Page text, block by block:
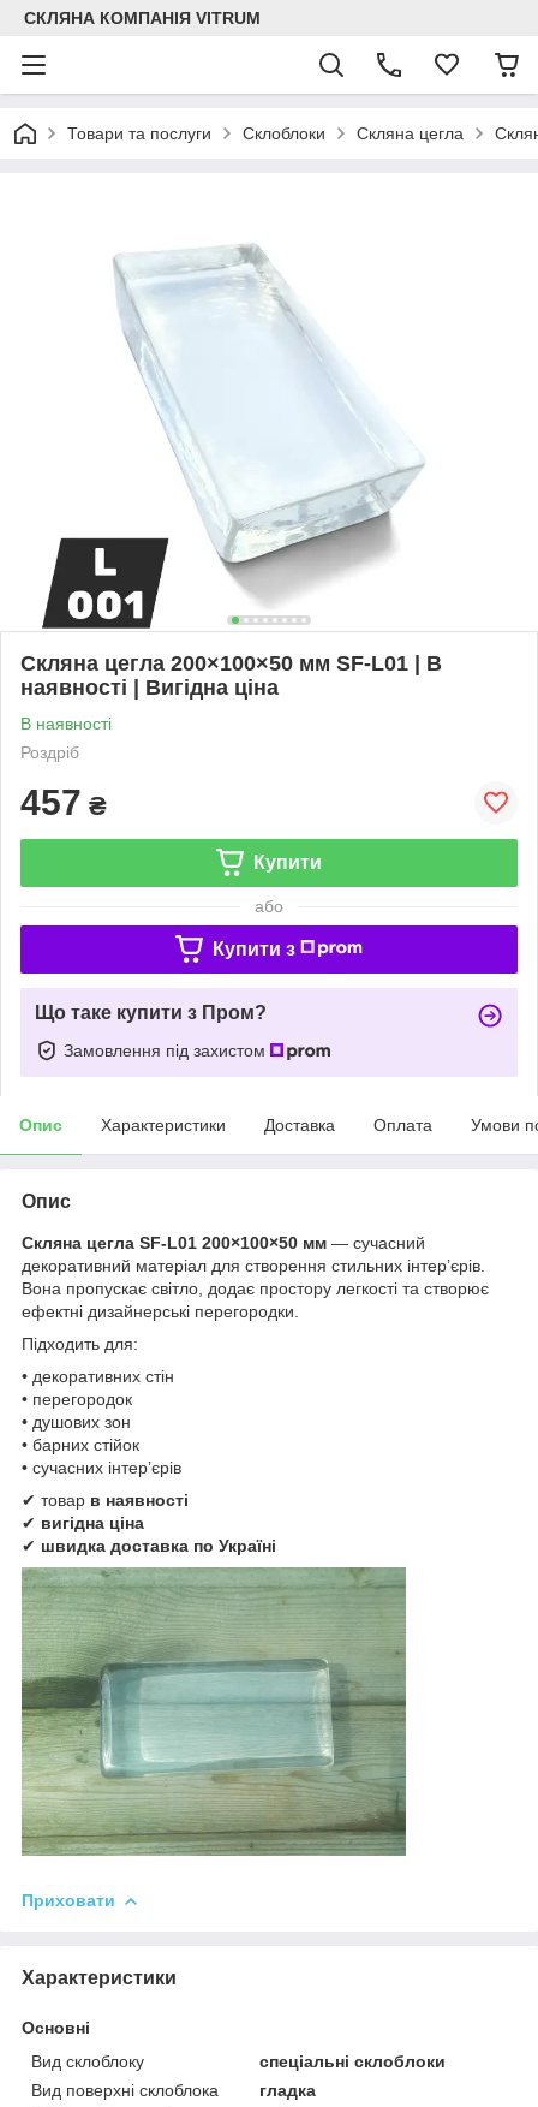
СКЛЯНА КОМПАНІЯ VITRUM
Товари та послуги Склоблоки Скляна цегла
Скляна цегла 200×100×50 мм SF-L01 | В
наявності | Вигідна ціна
В наявності
Роздріб
457 ₴
Купити
або
Купити з
Що таке купити з Пром?
Замовлення під захистом
Опис Характеристики Доставка Оплата Умови
Опис
Скляна цегла SF-L01 200×100×50 мм — сучасний
декоративний матеріал для створення стильних інтер’єрів.
Вона пропускає світло, додає простору легкості та створює
ефектні дизайнерські перегородки.
Підходить для:
• декоративних стін
• перегородок
• душових зон
• барних стійок
• сучасних інтер’єрів
✔ товар в наявності
✔ вигідна ціна
✔ швидка доставка по Україні
Приховати
Характеристики
Основні
Вид склоблоку
спеціальні склоблоки
Вид поверхні склоблока
гладка